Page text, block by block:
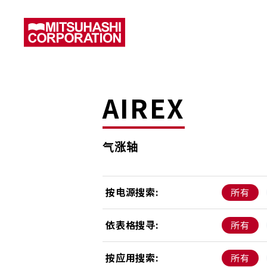
AIREX
气涨轴
按电源搜索: 所有
依表格搜寻: 所有
按应用搜索: 所有